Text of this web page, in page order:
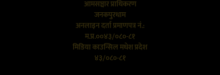
आमसञ्चार प्राधिकरण
जनकपुरधाम
अनलाइन दर्ता प्रमाणपत्र नं.:
म.प्र.००४३/०८०-८१
मिडिया काउन्सिल मधेश प्रदेश
४३/०८०-८१